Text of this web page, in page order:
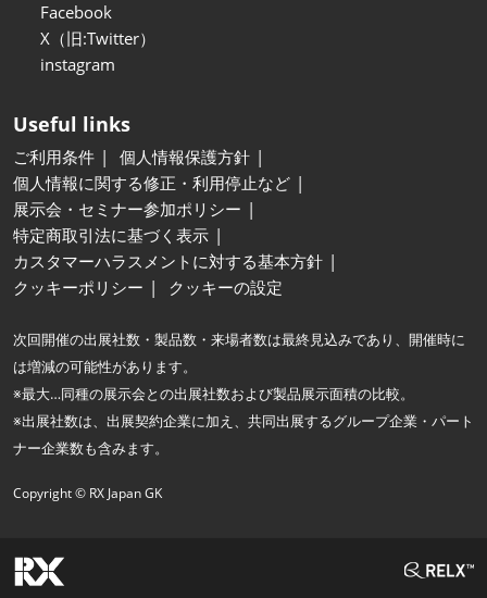
Facebook
X（旧:Twitter）
instagram
Useful links
ご利用条件
個人情報保護方針
個人情報に関する修正・利用停止など
展示会・セミナー参加ポリシー
特定商取引法に基づく表示
カスタマーハラスメントに対する基本方針
クッキーポリシー
クッキーの設定
次回開催の出展社数・製品数・来場者数は最終見込みであり、開催時に
は増減の可能性があります。
※最大…同種の展示会との出展社数および製品展示面積の比較。
※出展社数は、出展契約企業に加え、共同出展するグループ企業・パート
ナー企業数も含みます。
Copyright © RX Japan GK